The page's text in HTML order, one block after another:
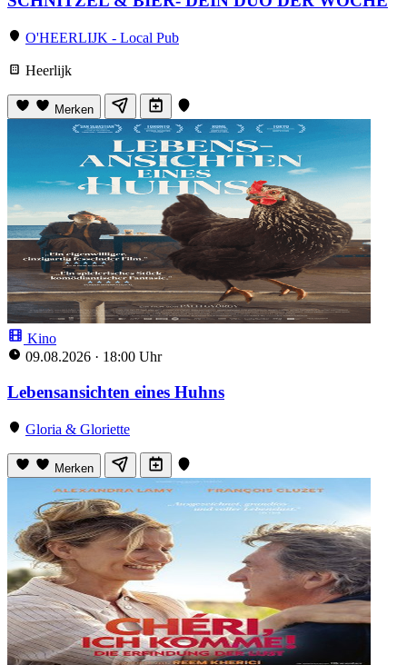
O'HEERLIJK - Local Pub
Heerlijk
Merken
Kino
09.08.2026 · 18:00 Uhr
Lebensansichten eines Huhns
Gloria & Gloriette
Merken